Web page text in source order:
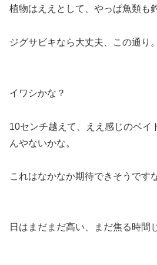
植物はええとして、やっぱ魚類も
ジグサビキなら大丈夫、この通り。
イワシかな？
10センチ越えて、ええ感じのベイ
んやないかな。
これはなかなか期待できそうですな
日はまだまだ高い、まだ焦る時間